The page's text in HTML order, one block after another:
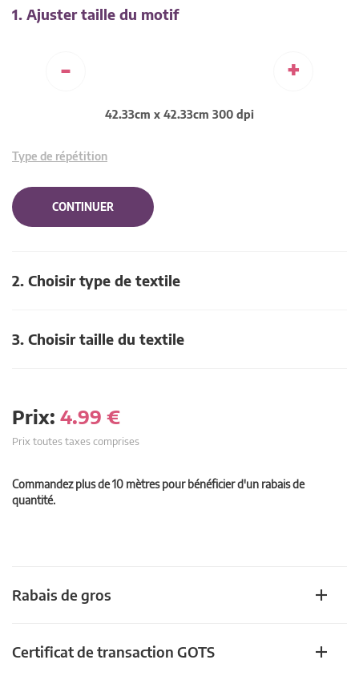
1. Ajuster taille du motif
- +
42.33cm x 42.33cm 300 dpi
Type de répétition
CONTINUER
2. Choisir type de textile
3. Choisir taille du textile
Prix: 4.99 €
Prix toutes taxes comprises
Commandez plus de 10 mètres pour bénéficier d'un rabais de
quantité.
Rabais de gros
Certificat de transaction GOTS